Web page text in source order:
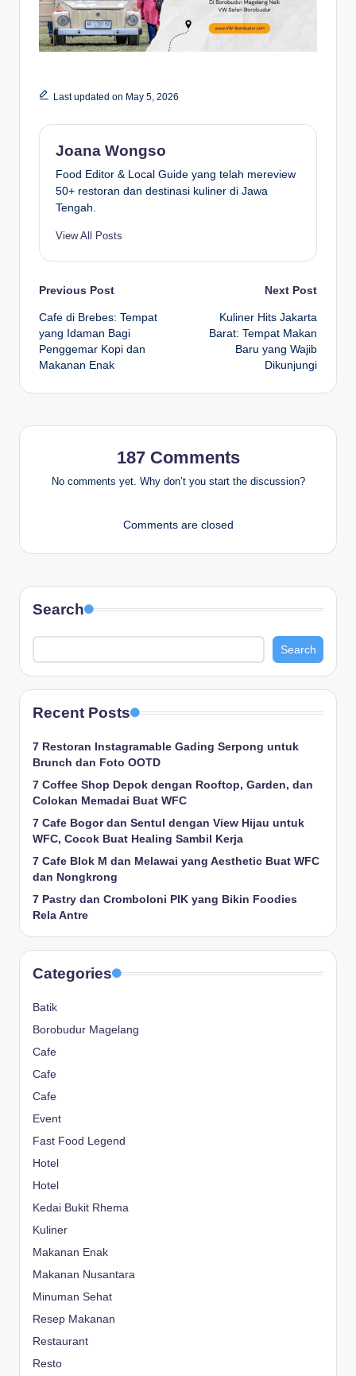
Last updated on May 5, 2026
Joana Wongso
Food Editor & Local Guide yang telah mereview
50+ restoran dan destinasi kuliner di Jawa
Tengah.
View All Posts
Post
navigation
Previous Post
Cafe di Brebes: Tempat
yang Idaman Bagi
Penggemar Kopi dan
Makanan Enak
Next Post
Kuliner Hits Jakarta
Barat: Tempat Makan
Baru yang Wajib
Dikunjungi
187 Comments
No comments yet. Why don’t you start the discussion?
Comments are closed
Search
Search
Recent Posts
7 Restoran Instagramable Gading Serpong untuk
Brunch dan Foto OOTD
7 Coffee Shop Depok dengan Rooftop, Garden, dan
Colokan Memadai Buat WFC
7 Cafe Bogor dan Sentul dengan View Hijau untuk
WFC, Cocok Buat Healing Sambil Kerja
7 Cafe Blok M dan Melawai yang Aesthetic Buat WFC
dan Nongkrong
7 Pastry dan Cromboloni PIK yang Bikin Foodies
Rela Antre
Categories
Batik
Borobudur Magelang
Cafe
Cafe
Cafe
Event
Fast Food Legend
Hotel
Hotel
Kedai Bukit Rhema
Kuliner
Makanan Enak
Makanan Nusantara
Minuman Sehat
Resep Makanan
Restaurant
Resto